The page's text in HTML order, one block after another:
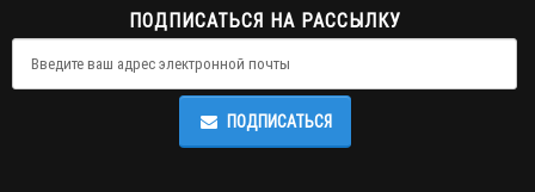
ПОДПИСАТЬСЯ НА РАССЫЛКУ
ПОДПИСАТЬСЯ